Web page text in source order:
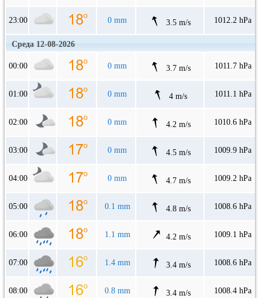
23:00 0 mm 3.5 m/s 1012.2 hPa
Среда 12-08-2026
00:00 0 mm 3.7 m/s 1011.7 hPa
01:00 0 mm 4 m/s 1011.1 hPa
02:00 0 mm 4.2 m/s 1010.6 hPa
03:00 0 mm 4.5 m/s 1009.9 hPa
04:00 0 mm 4.7 m/s 1009.2 hPa
05:00 0.1 mm 4.8 m/s 1008.6 hPa
06:00 1.1 mm 4.2 m/s 1009.1 hPa
07:00 1.4 mm 3.4 m/s 1008.6 hPa
08:00 0.8 mm 3.4 m/s 1008.4 hPa